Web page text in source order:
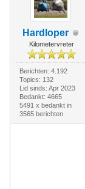
Hardloper
Kilometervreter
Berichten: 4.192
Topics: 132
Lid sinds: Apr 2023
Bedankt: 4665
5491 x bedankt in
3565 berichten